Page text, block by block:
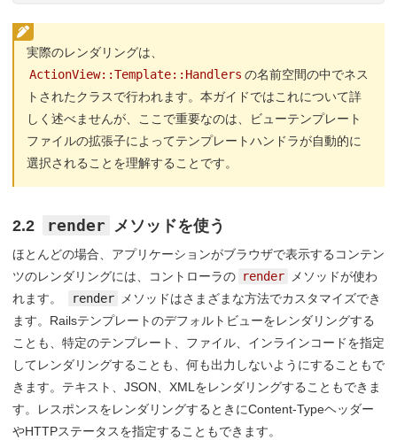
実際のレンダリングは、
ActionView::Template::Handlers の名前空間の中でネス
トされたクラスで行われます。本ガイドではこれについて詳
しく述べませんが、ここで重要なのは、ビューテンプレート
ファイルの拡張子によってテンプレートハンドラが自動的に
選択されることを理解することです。
2.2 render メソッドを使う
ほとんどの場合、アプリケーションがブラウザで表示するコンテン
ツのレンダリングには、コントローラの render
メソッドが使わ
れます。
render
メソッドはさまざまな方法でカスタマイズでき
ます。Railsテンプレートのデフォルトビューをレンダリングする
ことも、特定のテンプレート、ファイル、インラインコードを指定
してレンダリングすることも、何も出力しないようにすることもで
きます。テキスト、JSON、XMLをレンダリングすることもできま
す。レスポンスをレンダリングするときにContent-Typeヘッダー
やHTTPステータスを指定することもできます。